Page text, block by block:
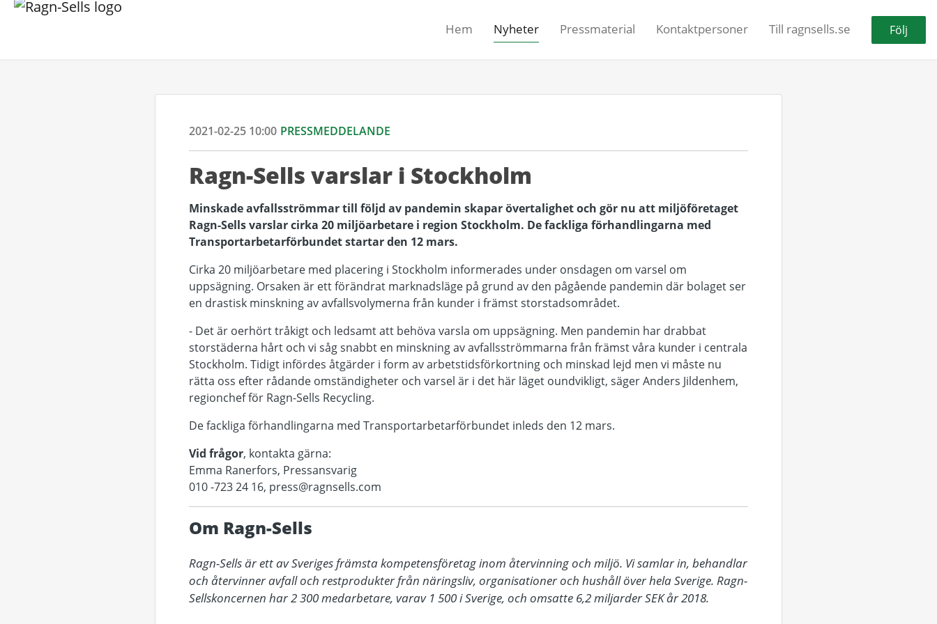
Hem Nyheter Pressmaterial Kontaktpersoner Till ragnsells.se Följ
2021-02-25 10:00 PRESSMEDDELANDE
Ragn-Sells varslar i Stockholm
Minskade avfallsströmmar till följd av pandemin skapar övertalighet och gör nu att miljöföretaget
Ragn-Sells varslar cirka 20 miljöarbetare i region Stockholm. De fackliga förhandlingarna med
Transportarbetarförbundet startar den 12 mars.
Cirka 20 miljöarbetare med placering i Stockholm informerades under onsdagen om varsel om
uppsägning. Orsaken är ett förändrat marknadsläge på grund av den pågående pandemin där bolaget ser
en drastisk minskning av avfallsvolymerna från kunder i främst storstadsområdet.
- Det är oerhört tråkigt och ledsamt att behöva varsla om uppsägning. Men pandemin har drabbat
storstäderna hårt och vi såg snabbt en minskning av avfallsströmmarna från främst våra kunder i centrala
Stockholm. Tidigt infördes åtgärder i form av arbetstidsförkortning och minskad lejd men vi måste nu
rätta oss efter rådande omständigheter och varsel är i det här läget oundvikligt, säger Anders Jildenhem,
regionchef för Ragn-Sells Recycling.
De fackliga förhandlingarna med Transportarbetarförbundet inleds den 12 mars.
Vid frågor, kontakta gärna:
Emma Ranerfors, Pressansvarig
010 -723 24 16, press@ragnsells.com
Om Ragn-Sells
Ragn-Sells är ett av Sveriges främsta kompetensföretag inom återvinning och miljö. Vi samlar in, behandlar
och återvinner avfall och restprodukter från näringsliv, organisationer och hushåll över hela Sverige. Ragn-
Sellskoncernen har 2 300 medarbetare, varav 1 500 i Sverige, och omsatte 6,2 miljarder SEK år 2018.